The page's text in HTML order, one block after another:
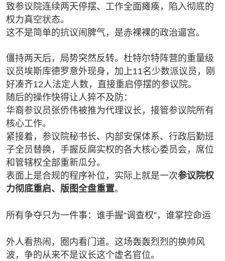
致参议院连续两天停摆、工作全面瘫痪，陷入彻底的
权力真空状态。
这不是简单的抗议闹脾气，是赤裸裸的政治逼宫。
僵持两天后，局势突然反转。杜特尔特阵营的重量级
议员埃斯库德罗意外现身，加上11名少数派议员，刚
好凑齐12人法定人数，直接重启停摆的参议院。
随后的操作快得让人猝不及防：
华裔参议员张侨伟被推为代理议长，接管参议院所有
核心工作。
紧接着，参议院秘书长、内部安保体系、行政后勤班
子全员替换，手握反腐实权的各大核心委员会，席位
和管辖权全部重新瓜分。
表面上是合规的程序补位，实际上就是一次参议院权
力彻底重启、版图全盘重置。
所有争夺只为一件事：谁手握“调查权”，谁掌控命运
外人看热闹，圈内看门道。这场轰轰烈烈的换帅风
波，争的从来不是议长这个虚名官位。